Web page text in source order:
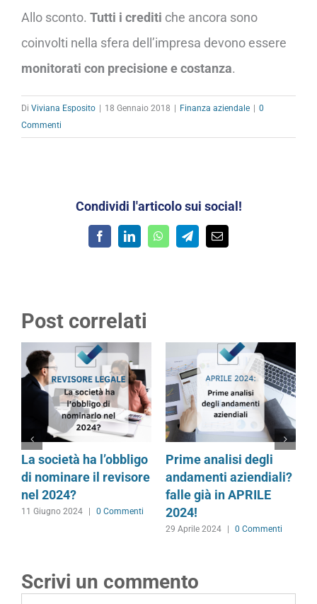
Allo sconto. Tutti i crediti che ancora sono
coinvolti nella sfera dell’impresa devono essere
monitorati con precisione e costanza.
Di Viviana Esposito | 18 Gennaio 2018 | Finanza aziendale | 0
Commenti
Condividi l'articolo sui social!
FacebookLinkedInWhatsAppTelegramEmail
Post correlati
La società ha l’obbligo
di nominare il revisore
nel 2024?
11 Giugno 2024 0 Commenti
Prime analisi degli
andamenti aziendiali?
falle già in APRILE
2024!
29 Aprile 2024 0 Commenti
Scrivi un commento